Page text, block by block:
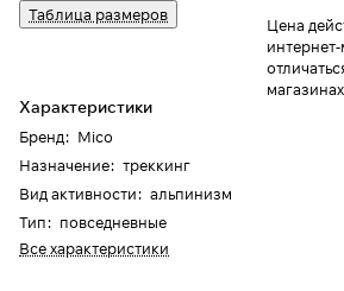
Таблица размеров
Характеристики
Бренд: Mico
Назначение: треккинг
Вид активности: альпинизм
Тип: повседневные
Все характеристики
Цена
магазинах